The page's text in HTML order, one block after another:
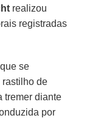
realizou
registradas
se
rastilho de
tremer diante
por